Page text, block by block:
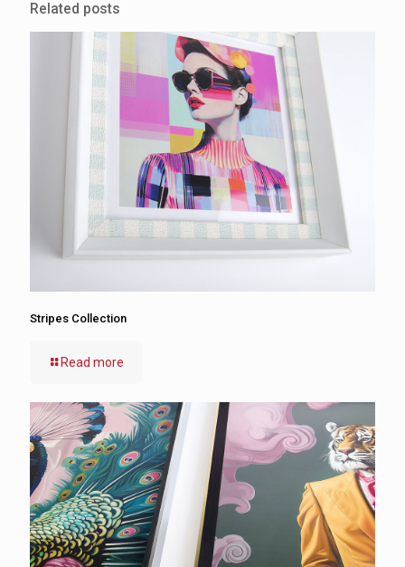
Related posts
Stripes Collection
Read more